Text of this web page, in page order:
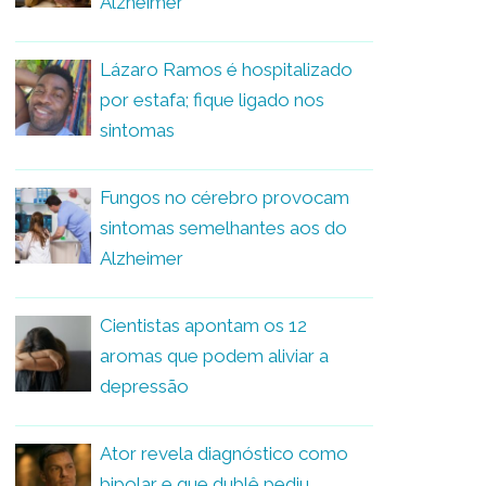
Lázaro Ramos é hospitalizado
por estafa; fique ligado nos
sintomas
Fungos no cérebro provocam
sintomas semelhantes aos do
Alzheimer
Cientistas apontam os 12
aromas que podem aliviar a
depressão
Ator revela diagnóstico como